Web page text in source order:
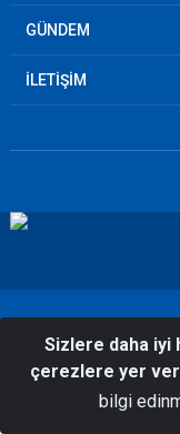
GÜNDEM
İLETİŞİM
Sizlere daha
çerezlere yer
bilgi